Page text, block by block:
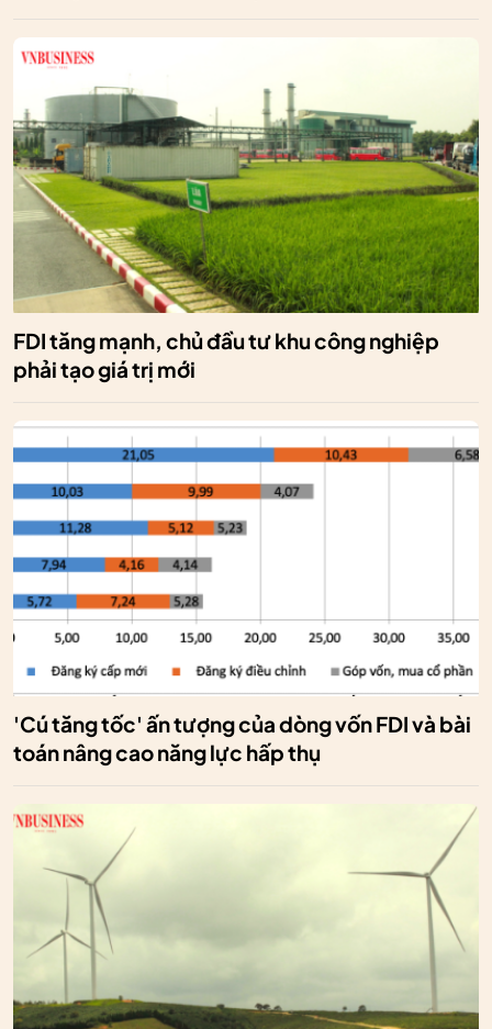
FDI tăng mạnh, chủ đầu tư khu công nghiệp
phải tạo giá trị mới
'Cú tăng tốc' ấn tượng của dòng vốn FDI và bài
toán nâng cao năng lực hấp thụ